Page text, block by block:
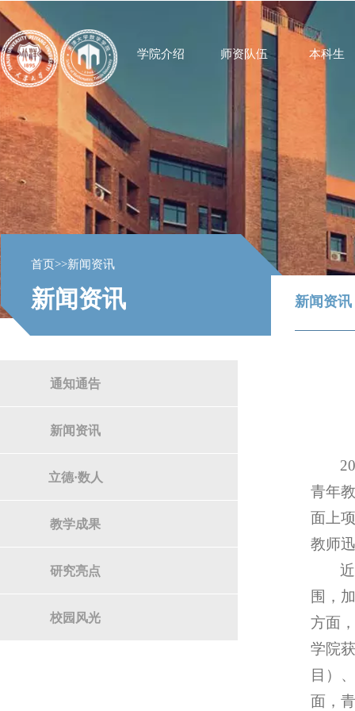
学院介绍 师资队伍 本科生
首页>>新闻资讯
新闻资讯
通知通告
新闻资讯
立德·数人
教学成果
研究亮点
校园风光
新闻资讯
青年
面上
教师
围，
方面
学院
目）
面，